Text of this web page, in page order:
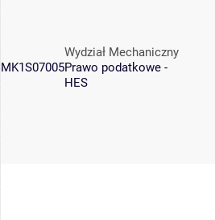
MK1S07005
Wydział Mechaniczny
Prawo podatkowe -
HES